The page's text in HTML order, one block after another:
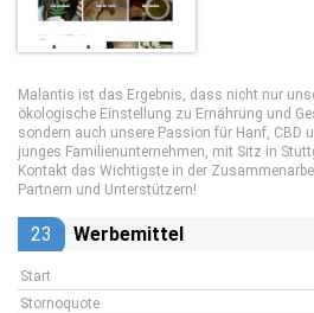
Malantis ist das Ergebnis, dass nicht nur
ökologische Einstellung zu Ernährung und
sondern auch unsere Passion für Hanf, CBD
junges Familienunternehmen, mit Sitz in
Kontakt das Wichtigste in der
Partnern und Unterstützern!
23 Werbemittel
Start
Stornoquote